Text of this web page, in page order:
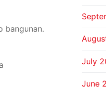
bangunan.
July
June